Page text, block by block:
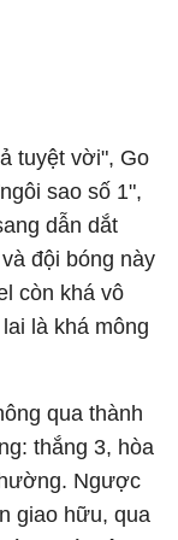
tuyệt vời", Go
sao số 1",
dẫn dắt
đội bóng này
còn khá vô
là khá mông
qua thành
thắng 3, hòa
Ngược
giao hữu, qua